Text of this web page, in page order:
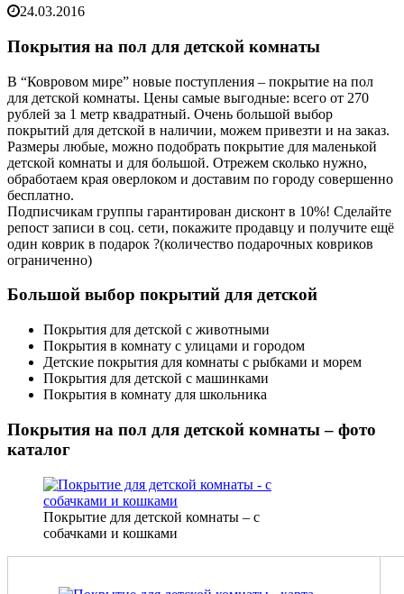
24.03.2016
Покрытия на пол для детской комнаты
В “Ковровом мире” новые поступления – покрытие на пол
для детской комнаты. Цены самые выгодные: всего от 270
рублей за 1 метр квадратный. Очень большой выбор
покрытий для детской в наличии, можем привезти и на заказ.
Размеры любые, можно подобрать покрытие для маленькой
детской комнаты и для большой. Отрежем сколько нужно,
обработаем края оверлоком и доставим по городу совершенно
бесплатно.
Подписчикам группы гарантирован дисконт в 10%! Сделайте
репост записи в соц. сети, покажите продавцу и получите ещё
один коврик в подарок ?(количество подарочных ковриков
ограниченно)
Большой выбор покрытий для детской
Покрытия для детской с животными
Покрытия в комнату с улицами и городом
Детские покрытия для комнаты с рыбками и морем
Покрытия для детской с машинками
Покрытия в комнату для школьника
Покрытия на пол для детской комнаты – фото
каталог
Покрытие для детской комнаты – с
собачками и кошками